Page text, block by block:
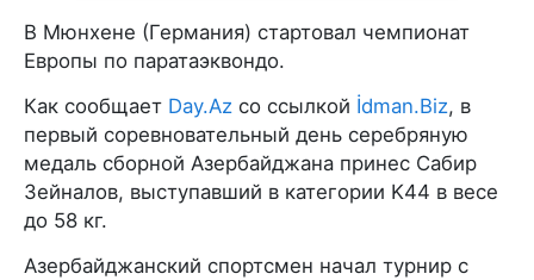
В Мюнхене (Германия) стартовал чемпионат
Европы по паратаэквондо.
Как сообщает Day.Az со ссылкой İdman.Biz, в
первый соревновательный день серебряную
медаль сборной Азербайджана принес Сабир
Зейналов, выступавший в категории K44 в весе
до 58 кг.
Азербайджанский спортсмен начал турнир с